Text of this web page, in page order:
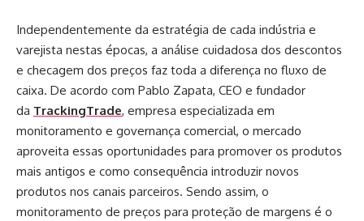
Independentemente da estratégia de cada indústria e
varejista nestas épocas, a análise cuidadosa dos descontos
e checagem dos preços faz toda a diferença no fluxo de
caixa. De acordo com Pablo Zapata, CEO e fundador
da TrackingTrade, empresa especializada em
monitoramento e governança comercial, o mercado
aproveita essas oportunidades para promover os produtos
mais antigos e como consequência introduzir novos
produtos nos canais parceiros. Sendo assim, o
monitoramento de preços para proteção de margens é o